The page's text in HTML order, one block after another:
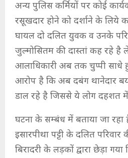
अन्य पुलिस कर्मियों पर कोई
रसूखदार होने को दर्शाने के लिये
घायल दो दलित युवक व उनके
जुल्मोसितम की दास्तां कह रहे है
आलाधिकारी अब तक चुप्पी साधे
आरोप है कि अब दबंग थानेदार
डाल रहे है जिससे ये लोग दहशत
घटना के सम्बंध में बताया जा
इसारपीथा पट्टी के दलित
बिरादरी के लड़कों द्वारा छेड़ा